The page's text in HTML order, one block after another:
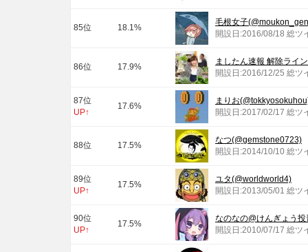
85位 18.1%
毛根女子
開設日:2016/08/18 総ツ
86位 17.9%
ましたん速報 解除ライ
開設日:2016/12/25 総ツ
87位
UP↑
17.6%
まりお
開設日:2017/02/17 総ツ
88位 17.5%
なつ(@gemstone0723)
開設日:2014/10/10 総ツ
89位
UP↑
17.5%
ユタ(@worldworld4)
開設日:2013/05/01 総ツ
90位
UP↑
17.5%
なのなの@けんぎょう
開設日:2010/07/17 総ツ